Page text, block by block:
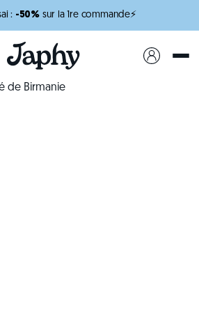
: -50% sur la 1re commande⚡